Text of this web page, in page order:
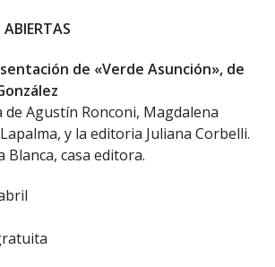
de «Verde Asunción», de
de Agustín Ronconi, Magdalena
y la editoria Juliana Corbelli.
Blanca, casa editora.